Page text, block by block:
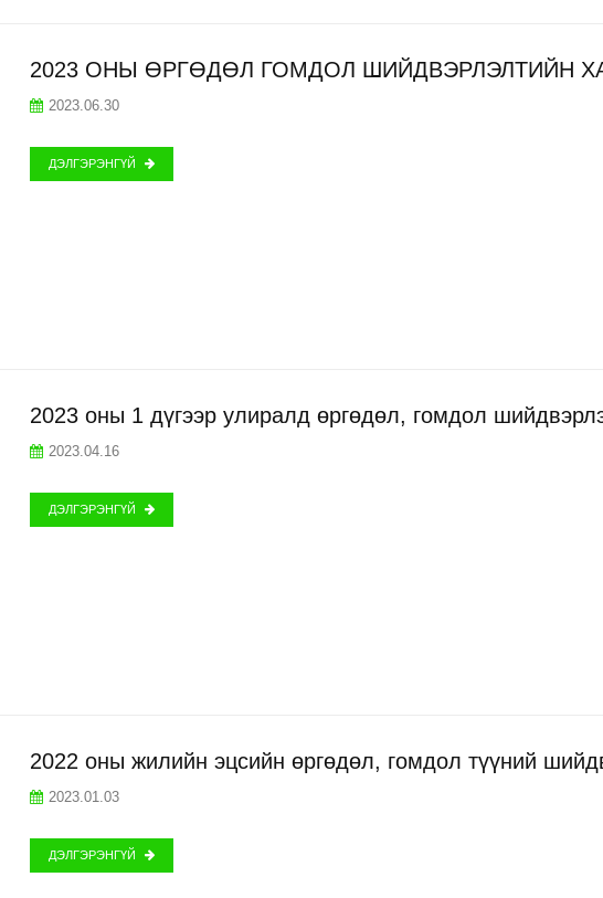
2023 ОНЫ ӨРГӨДӨЛ ГОМДОЛ ШИЙДВЭРЛЭЛТИЙН
2023.06.30
ДЭЛГЭРЭНГҮЙ
2023 оны 1 дүгээр улиралд өргөдөл, гомдол
2023.04.16
ДЭЛГЭРЭНГҮЙ
2022 оны жилийн эцсийн өргөдөл, гомдол түүний
2023.01.03
ДЭЛГЭРЭНГҮЙ